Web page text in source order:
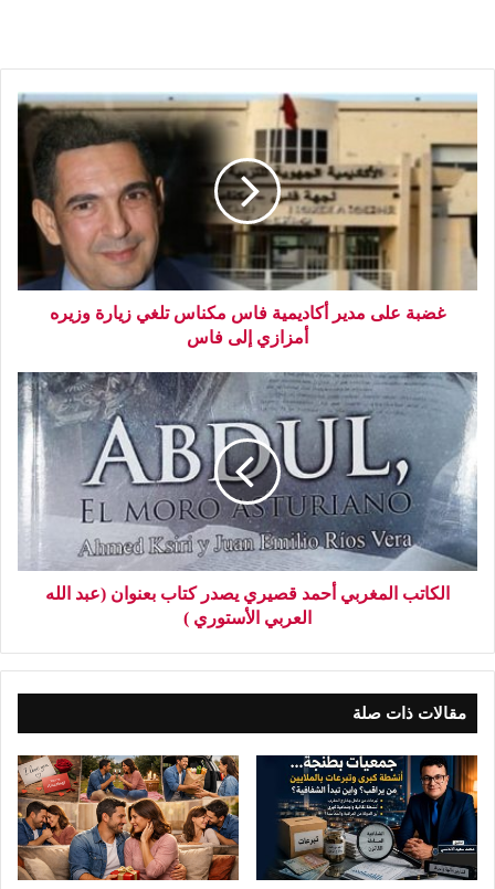
غضبة على مدير أكاديمية فاس مكناس تلغي زيارة وزيره
أمزازي إلى فاس
الكاتب المغربي أحمد قصيري يصدر كتاب بعنوان (عبد الله
العربي الأستوري )
مقالات ذات صلة